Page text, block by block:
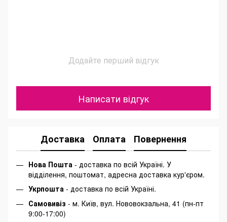
Додайте перший відгук
Написати відгук
Доставка Оплата Повернення
Нова Пошта - доставка по всій Україні. У
відділення, поштомат, адресна доставка кур'єром.
Укрпошта - доставка по всій Україні.
Самовивіз - м. Київ, вул. Нововокзальна, 41 (пн-пт
9:00-17:00)